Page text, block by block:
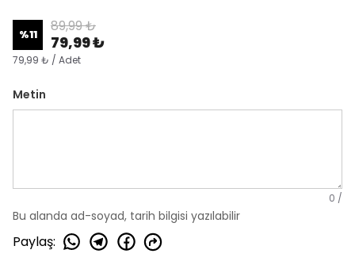
%11 89,99 ₺
79,99 ₺
79,99 ₺ / Adet
Metin
0 /
Bu alanda ad-soyad, tarih bilgisi yazılabilir
Paylaş: